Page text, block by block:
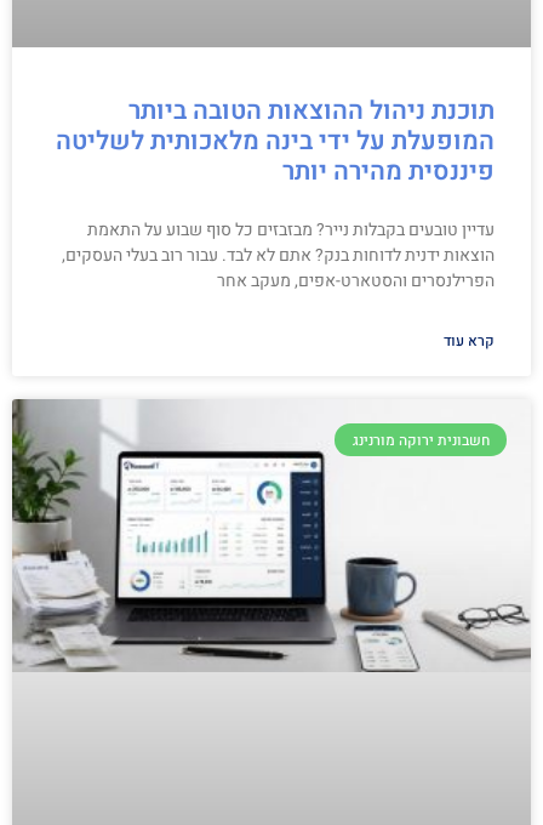
תוכנת ניהול ההוצאות הטובה ביותר
המופעלת על ידי בינה מלאכותית לשליטה
פיננסית מהירה יותר
עדיין טובעים בקבלות נייר? מבזבזים כל סוף שבוע על התאמת
הוצאות ידנית לדוחות בנק? אתם לא לבד. עבור רוב בעלי העסקים,
הפרילנסרים והסטארט-אפים, מעקב אחר
קרא עוד
חשבונית ירוקה מורנינג